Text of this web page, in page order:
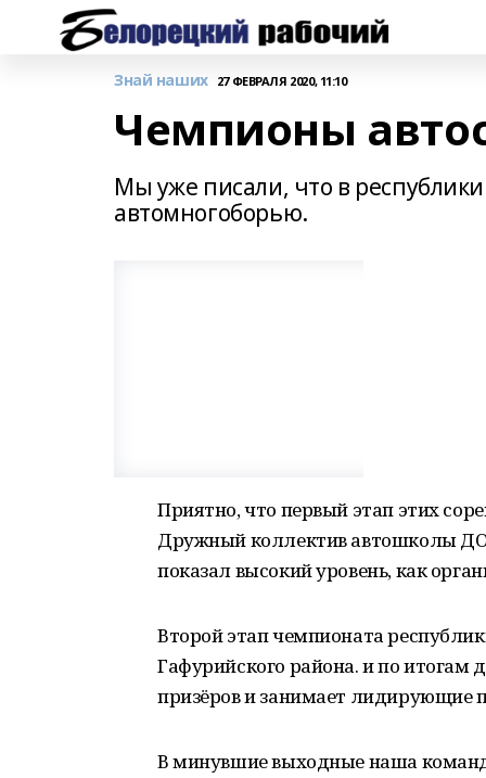
Знай наших 27 ФЕВРАЛЯ 2020, 11:10
Чемпионы
Мы уже писали, что в
автомногоборью.
Приятно, что первый этап этих
Дружный коллектив автошколы
показал высокий уровень, как
Второй этап чемпионата
Гафурийского района. и по итогам
призёров и занимает лидирующие
В минувшие выходные наша